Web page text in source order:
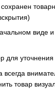
виде
для уточнения
товар